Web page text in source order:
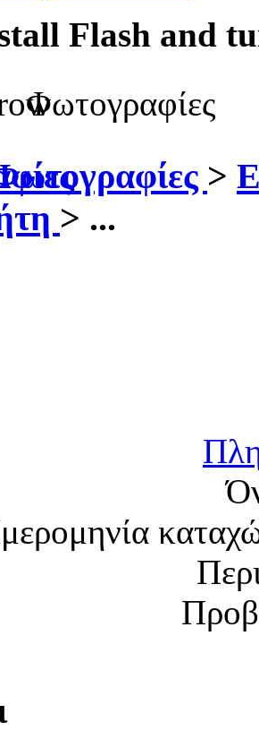
Flash and
Φωτογραφίες
>
> ...